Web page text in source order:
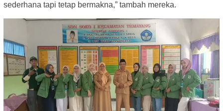
sederhana tapi tetap bermakna,” tambah mereka.